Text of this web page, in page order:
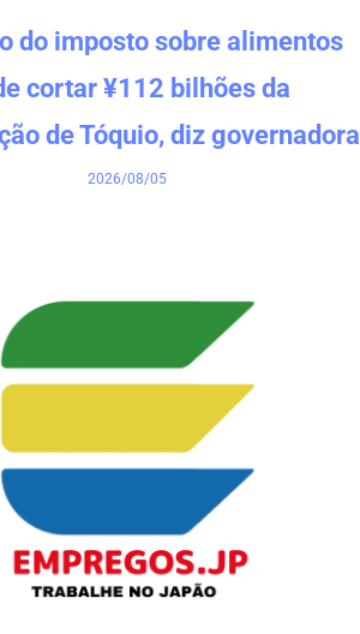
do imposto sobre alimentos
cortar ¥112 bilhões da
de Tóquio, diz governadora
2026/08/05